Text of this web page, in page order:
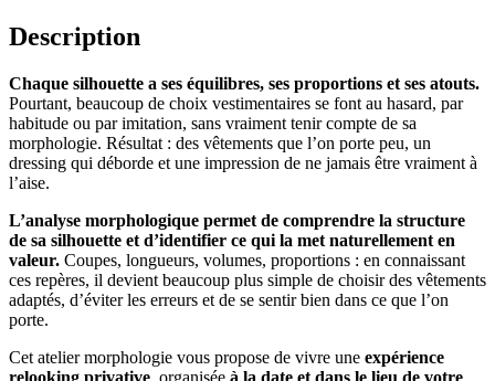
Description
Chaque silhouette a ses équilibres, ses proportions et ses atouts.
Pourtant, beaucoup de choix vestimentaires se font au hasard, par
habitude ou par imitation, sans vraiment tenir compte de sa
morphologie. Résultat : des vêtements que l’on porte peu, un
dressing qui déborde et une impression de ne jamais être vraiment à
l’aise.
L’analyse morphologique permet de comprendre la structure
de sa silhouette et d’identifier ce qui la met naturellement en
valeur. Coupes, longueurs, volumes, proportions : en connaissant
ces repères, il devient beaucoup plus simple de choisir des vêtements
adaptés, d’éviter les erreurs et de se sentir bien dans ce que l’on
porte.
Cet atelier morphologie vous propose de vivre une expérience
relooking privative , organisée à la date et dans le lieu de votre